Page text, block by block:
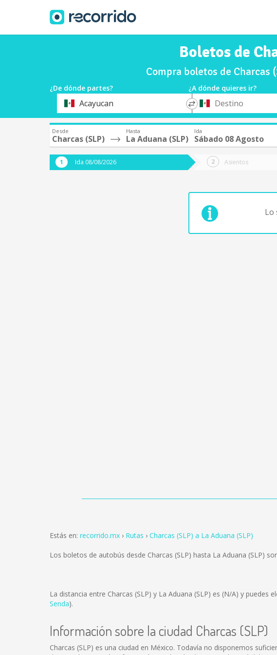
Boletos de
Compra boletos de Charcas
¿De dónde partes? ¿A dónde quieres ir?
OrigenAcayucan
*
Destino
Desde
Charcas (SLP)
Hasta
La Aduana (SLP)
Ida
Sábado 08 Agosto
Ida 08/08/2026 Asientos
Lo
Estás en: recorrido.mx Rutas Charcas (SLP) a La Aduana (SLP)
Los boletos de autobús desde Charcas (SLP) hasta La Aduana (SLP)
La distancia entre Charcas (SLP) y La Aduana (SLP) es (N/A) y puedes
Senda).
Información sobre la ciudad Charcas (SLP)
Charcas (SLP) es una ciudad en México. Todavía no disponemos